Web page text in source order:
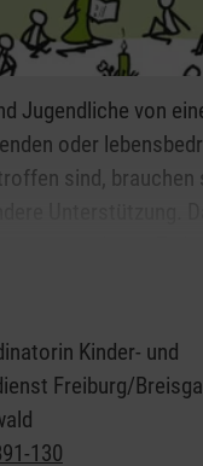
Jugendliche von
oder
sind, brauchen
nur ein kleiner Teil
gesamten Lebens-,
über Jahre hinweg
Kinder- und
Freiburg/
130